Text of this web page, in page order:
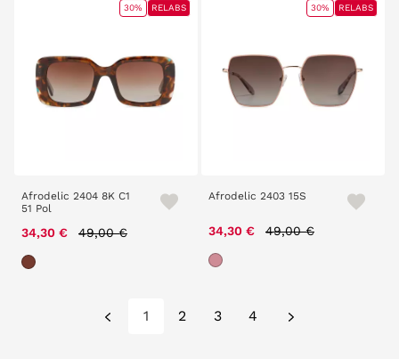
Afrodelic 2404 8K C1
51 Pol
34,30 € Price reduced from
49,00 €
30% RELABS
Afrodelic 2403 15S
34,30 € Price reduced from
49,00 €
30% RELABS
1 2 3 4